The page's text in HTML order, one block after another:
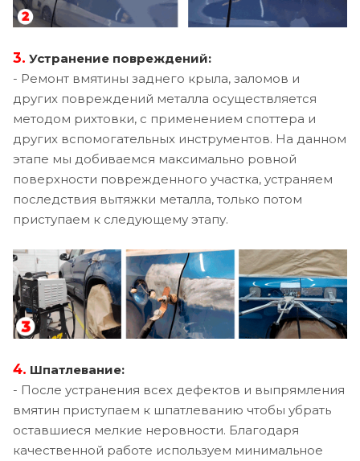
3. Устранение повреждений:
- Ремонт вмятины заднего крыла, заломов и
других повреждений металла осуществляется
методом рихтовки, с применением споттера и
других вспомогательных инструментов. На данном
этапе мы добиваемся максимально ровной
поверхности поврежденного участка, устраняем
последствия вытяжки металла, только потом
приступаем к следующему этапу.
4. Шпатлевание:
- После устранения всех дефектов и выпрямления
вмятин приступаем к шпатлеванию чтобы убрать
оставшиеся мелкие неровности. Благодаря
качественной работе используем минимальное